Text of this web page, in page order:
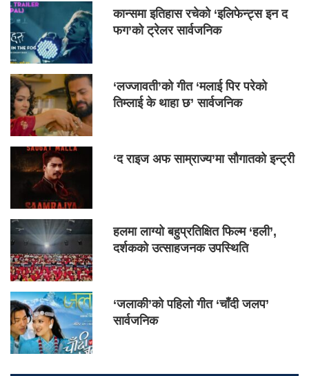
कान्समा इतिहास रचेको ‘इलिफेन्ट्स इन द
फग’को ट्रेलर सार्वजनिक
‘लज्जावती’को गीत ‘मलाई पिर परेको
तिम्लाई के थाहा छ’ सार्वजनिक
‘द राइज अफ साम्राज्य’मा सौगातको इन्ट्री
हलमा लाग्यो बहुप्रतिक्षित फिल्म ‘हली’,
दर्शकको उत्साहजनक उपस्थिति
‘जलाकी’को पहिलो गीत ‘चाँदी जलप’
सार्वजनिक